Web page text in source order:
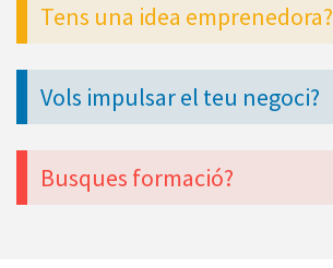
Tens una idea emprenedora?
Vols impulsar el teu negoci?
Busques formació?